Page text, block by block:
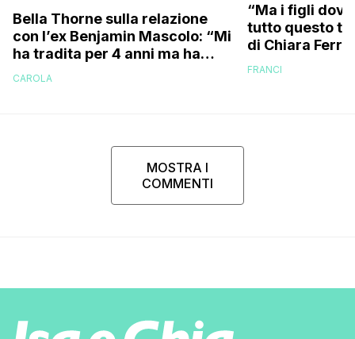
Bella Thorne sulla relazione
con l’ex Benjamin Mascolo: “Mi
ha tradita per 4 anni ma ha
sostenuto che non contava
CAROLA
“Ma i figli
tutto questo
di Chiara
risponde
FRANCI
MOSTRA I
COMMENTI